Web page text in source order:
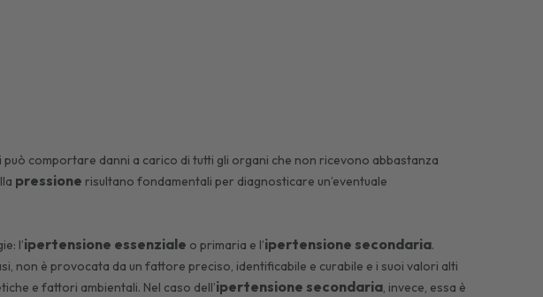
comportare danni a carico di tutti gli organi che non ricevono abbastanza
pressione risultano fondamentali per diagnosticare un’eventuale
l’ipertensione essenziale o primaria e l’ipertensione secondaria.
non è provocata da un fattore preciso, identificabile e curabile e i suoi valori alti
e fattori ambientali. Nel caso dell’ipertensione secondaria, invece, essa è